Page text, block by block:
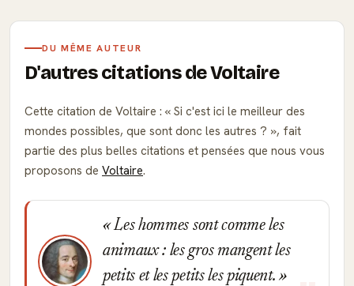
DU MÊME AUTEUR
D'autres citations de Voltaire
Cette citation de Voltaire :
Si c'est ici le meilleur des
mondes possibles, que sont donc les autres ?
, fait
partie des plus belles citations et pensées que nous vous
proposons de Voltaire.
Les hommes sont comme les
animaux : les gros mangent les
petits et les petits les piquent.